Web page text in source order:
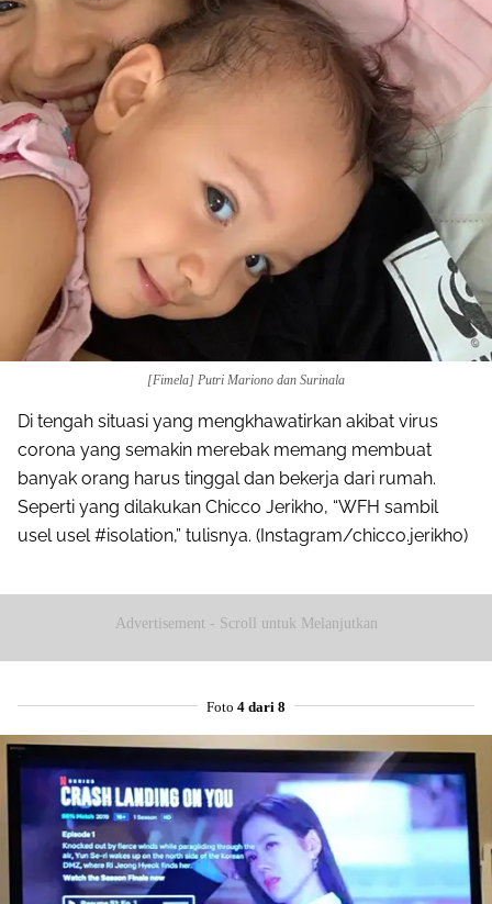
[Fimela] Putri Mariono dan Surinala
Di tengah situasi yang mengkhawatirkan akibat virus
corona yang semakin merebak memang membuat
banyak orang harus tinggal dan bekerja dari rumah.
Seperti yang dilakukan Chicco Jerikho, “WFH sambil
usel usel #isolation,” tulisnya. (Instagram/chicco.jerikho)
Advertisement - Scroll untuk Melanjutkan
Foto 4 dari 8